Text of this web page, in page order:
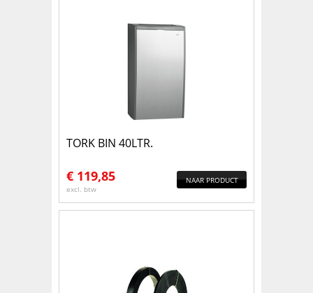
TORK BIN 40LTR.
€ 119,85
excl. btw
NAAR PRODUCT